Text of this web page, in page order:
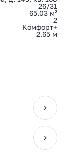
26/31
65.03 м²
2
Комфорт+
2.65 м